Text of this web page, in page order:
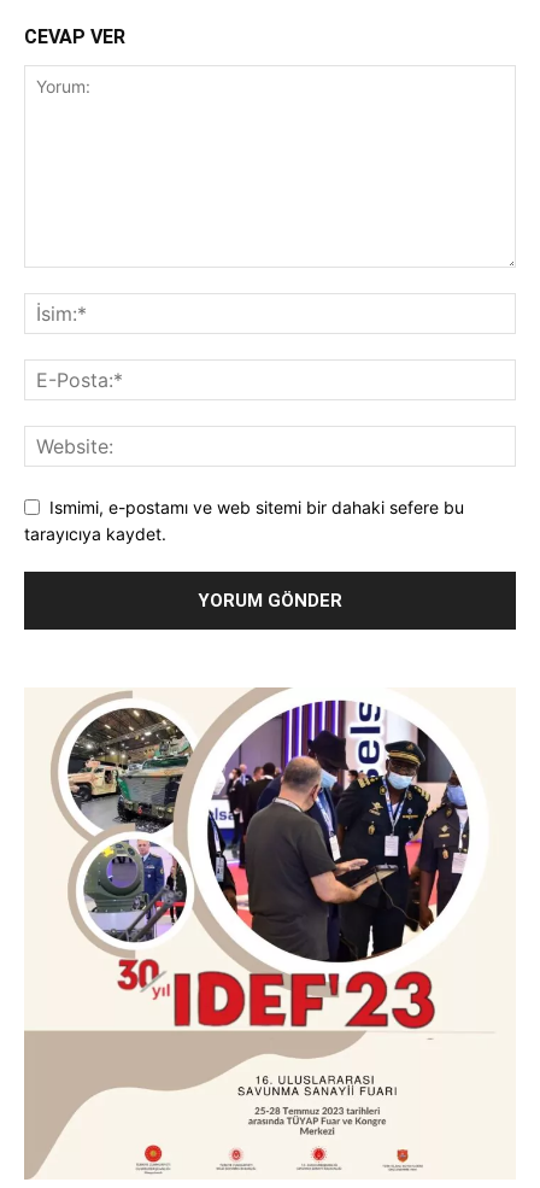
CEVAP VER
Ismimi, e-postamı ve web sitemi bir dahaki sefere bu
tarayıcıya kaydet.